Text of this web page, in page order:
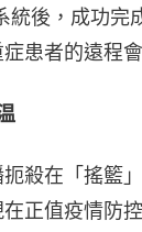
統後，成功完
患者的遠程會
殺在「搖籃
正值疫情防